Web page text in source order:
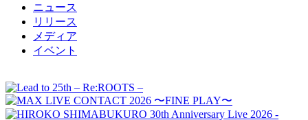
ニュース
リリース
メディア
イベント